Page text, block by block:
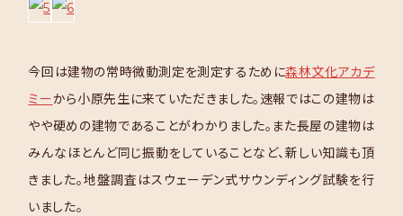
今回は建物の常時微動測定を測定するために森林文化アカデ
ミーから小原先生に来ていただきました。速報ではこの建物は
やや硬めの建物であることがわかりました。また長屋の建物は
みんなほとんど同じ振動をしていることなど、新しい知識も頂
きました。地盤調査はスウェーデン式サウンディング試験を行
いました。